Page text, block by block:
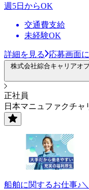
週5日からOK
交通費支給
未経験OK
詳細を見る 応募画面
株式会社綜合キャリアオ
正社員
日本マニュファクチャ
船舶に関するお仕事♪